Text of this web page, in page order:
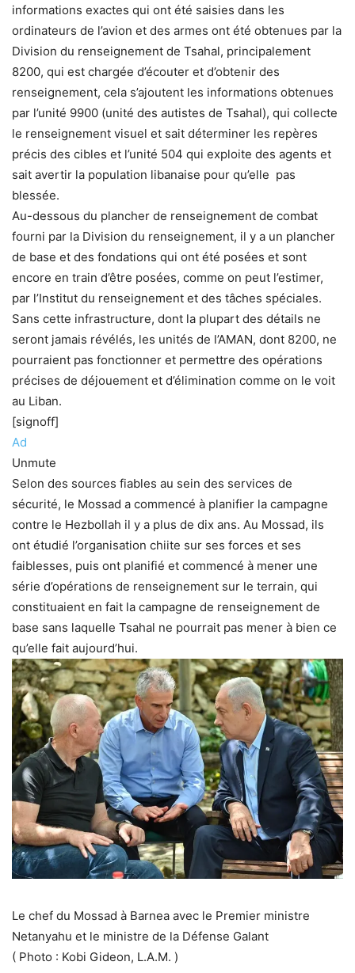
informations exactes qui ont été saisies dans les
ordinateurs de l’avion et des armes ont été obtenues par la
Division du renseignement de Tsahal, principalement
8200, qui est chargée d’écouter et d’obtenir des
renseignement, cela s’ajoutent les informations obtenues
par l’unité 9900 (unité des autistes de Tsahal), qui collecte
le renseignement visuel et sait déterminer les repères
précis des cibles et l’unité 504 qui exploite des agents et
sait avertir la population libanaise pour qu’elle pas
blessée.
Au-dessous du plancher de renseignement de combat
fourni par la Division du renseignement, il y a un plancher
de base et des fondations qui ont été posées et sont
encore en train d’être posées, comme on peut l’estimer,
par l’Institut du renseignement et des tâches spéciales.
Sans cette infrastructure, dont la plupart des détails ne
seront jamais révélés, les unités de l’AMAN, dont 8200, ne
pourraient pas fonctionner et permettre des opérations
précises de déjouement et d’élimination comme on le voit
au Liban.
[signoff]
Ad
Unmute
Selon des sources fiables au sein des services de
sécurité, le Mossad a commencé à planifier la campagne
contre le Hezbollah il y a plus de dix ans. Au Mossad, ils
ont étudié l’organisation chiite sur ses forces et ses
faiblesses, puis ont planifié et commencé à mener une
série d’opérations de renseignement sur le terrain, qui
constituaient en fait la campagne de renseignement de
base sans laquelle Tsahal ne pourrait pas mener à bien ce
qu’elle fait aujourd’hui.
Le chef du Mossad à Barnea avec le Premier ministre
Netanyahu et le ministre de la Défense Galant
( Photo : Kobi Gideon, L.A.M. )